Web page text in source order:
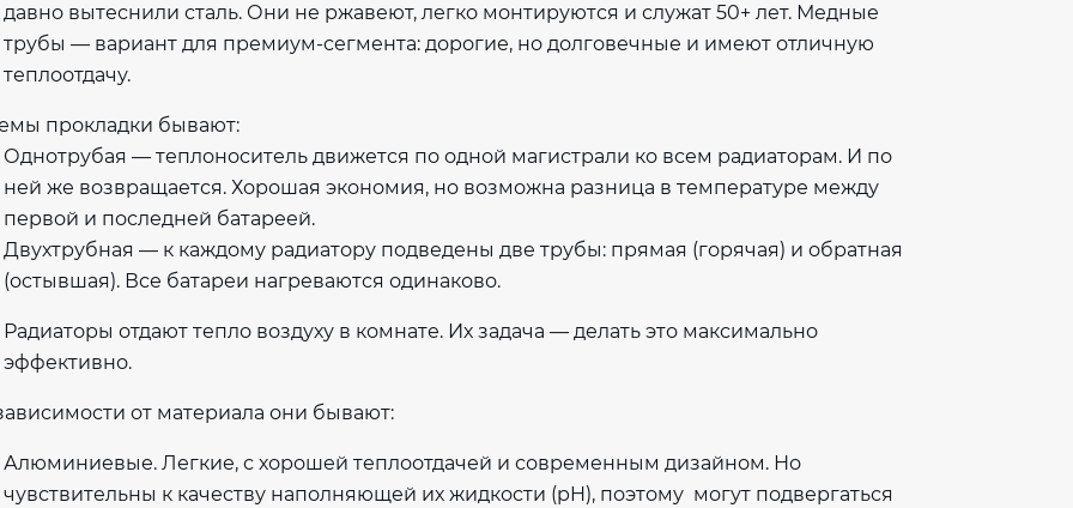
давно вытеснили сталь. Они не ржавеют, легко монтируются и служат 50+ лет. Медные
трубы — вариант для премиум-сегмента: дорогие, но долговечные и имеют отличную
теплоотдачу.
прокладки бывают:
Однотрубая — теплоноситель движется по одной магистрали ко всем радиаторам. И по
ней же возвращается. Хорошая экономия, но возможна разница в температуре между
первой и последней батареей.
Двухтрубная — к каждому радиатору подведены две трубы: прямая (горячая) и обратная
(остывшая). Все батареи нагреваются одинаково.
Радиаторы отдают тепло воздуху в комнате. Их задача — делать это максимально
эффективно.
от материала они бывают:
Алюминиевые. Легкие, с хорошей теплоотдачей и современным дизайном. Но
чувствительны к качеству наполняющей их жидкости (pH), поэтому могут подвергаться